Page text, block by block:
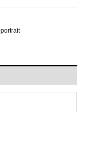
,portrait